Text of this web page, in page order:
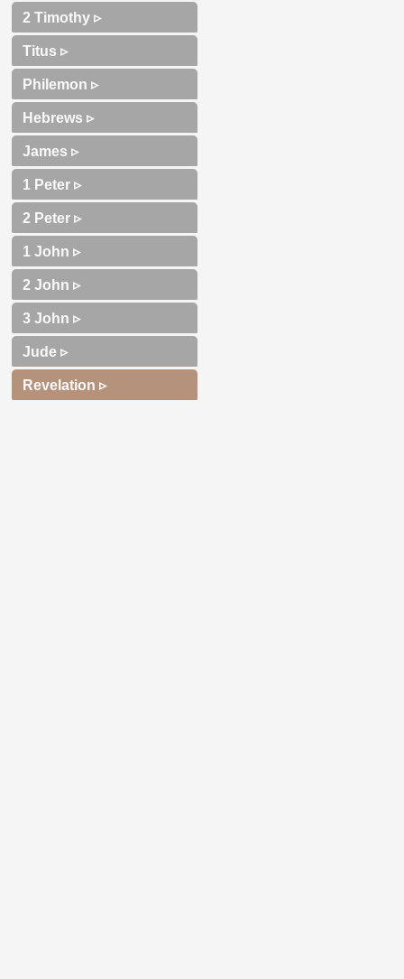
2 Timothy ▹
Titus ▹
Philemon ▹
Hebrews ▹
James ▹
1 Peter ▹
2 Peter ▹
1 John ▹
2 John ▹
3 John ▹
Jude ▹
Revelation ▹